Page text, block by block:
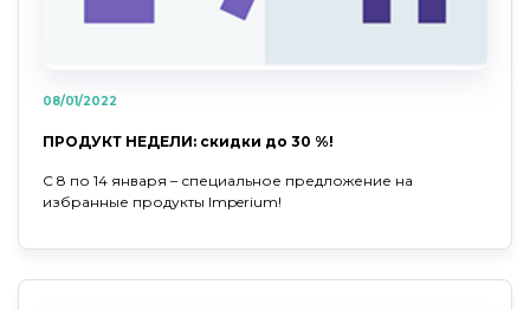
08/01/2022
ПРОДУКТ НЕДЕЛИ: скидки до 30 %!
С 8 по 14 января – специальное предложение на
избранные продукты Imperium!